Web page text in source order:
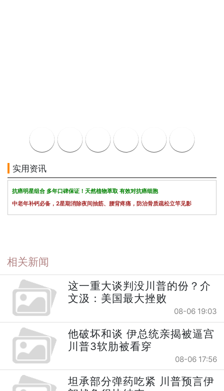
实用资讯
抗癌明星组合 多年口碑保证！天然植物萃取 有效对抗癌细胞
中老年补钙必备，2星期消除夜间抽筋、腰背疼痛，防治骨质疏松立竿见影
相关新闻
这一重大谈判没川普的份？介
文汲：美国最大挫败
08-06 19:03
他破坏和谈 伊总统亲揭被逼宫
川普3软肋被看穿
08-06 17:56
坦承部分弹药吃紧 川普预言伊